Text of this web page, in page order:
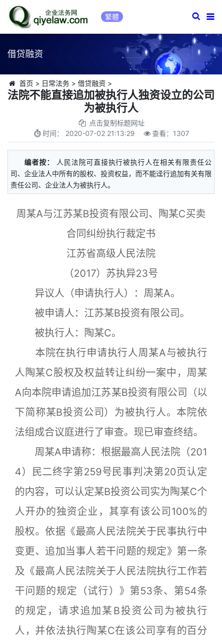
繁體
借贷融资
首页 > 日常法务> 借贷融资 >
法院不能直接追加被执行人独资设立的公司
为被执行人
点击复制标题网址
时间： 2020-07-02 21:13:29 查看： 1307
编者按：
人民法院可直接执行被执行人在相关有限责任公
司、企业法人中所有的股权、投资权益，而不能迳行追加有关有限
责任公司、企业法人为被执行人。
周某A与江苏某B投资有限公司、陶某C买卖
合同纠纷执行裁定书
江苏省高级人民法院
（2017）苏执异23号
异议人（申请执行人）：周某A。
被申请人：江苏某B投资有限公司。
被执行人：陶某C。
本院在执行申请执行人周某A与被执行
人陶某C股权及权益转让纠纷一案中，周某
A向本院申请追加江苏某B投资有限公司（以
下简称某B投资公司）为被执行人。本院依
法组成合议庭进行了审查。现已审查终结。
周某A申请称：根据最高人民法院（201
4）民二终字第259号民事判决第20页认定
的内容，可以认定某B投资公司实为陶某C个
人开办的独资企业，其享有该公司100%的
股权。依据《最高人民法院关于民事执行中
变更、追加当事人若干问题的规定》第一条
及《最高人民法院关于人民法院执行工作若
干问题的规定（试行）》第53条、第54条
的规定，请求追加某B投资公司为被执行
人，并依法执行陶某C在该公司享有的百分